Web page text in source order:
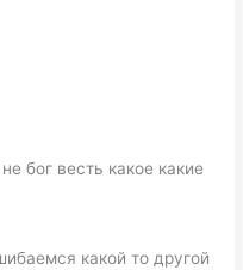
бог весть какое какие
какой то другой